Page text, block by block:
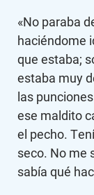
«No paraba
haciéndome
que estaba;
estaba muy
las
ese maldito
el pecho.
seco. No me
sabía qué